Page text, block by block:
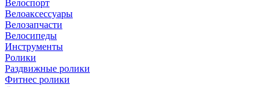
Велоспорт
Велоаксессуары
Велозапчасти
Велосипеды
Инструменты
Ролики
Раздвижные ролики
Фитнес ролики